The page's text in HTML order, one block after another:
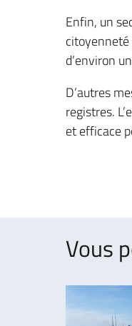
Enfin, un
citoyenneté
d’environ
D’autres
registres.
et efficace
Vous